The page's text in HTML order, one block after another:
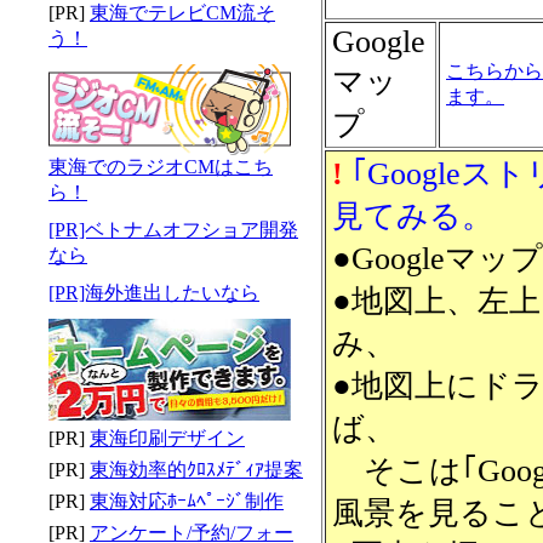
[PR] 東海でテレビCM流そ
う！
東海でのラジオCMはこち
ら！
[PR]ベトナムオフショア開発
なら
[PR]海外進出したいなら
[PR] 東海印刷デザイン
[PR] 東海効率的ｸﾛｽﾒﾃﾞｨｱ提案
[PR] 東海対応ﾎｰﾑﾍﾟｰｼﾞ制作
[PR] アンケート/予約/フォー
Google
マッ
プ
こちらか
ます。
! ｢Googleス
見てみる。
●Googleマッ
●地図上、左
み、
●地図上にド
ば、
そこは｢
風景を見るこ